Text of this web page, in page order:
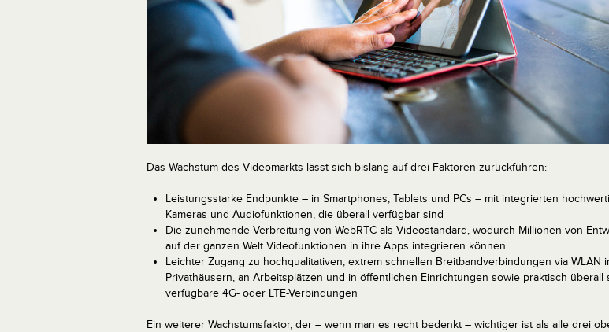
Das Wachstum des Videomarkts lässt sich bislang auf drei Faktoren zurückführen:
Leistungsstarke Endpunkte – in Smartphones, Tablets und PCs – mit integrierten
Kameras und Audiofunktionen, die überall verfügbar sind
Die zunehmende Verbreitung von WebRTC als Videostandard, wodurch Millionen von
auf der ganzen Welt Videofunktionen in ihre Apps integrieren können
Leichter Zugang zu hochqualitativen, extrem schnellen Breitbandverbindungen via WLAN
Privathäusern, an Arbeitsplätzen und in öffentlichen Einrichtungen sowie praktisch überall
verfügbare 4G- oder LTE-Verbindungen
Ein weiterer Wachstumsfaktor, der – wenn man es recht bedenkt – wichtiger ist als alle drei